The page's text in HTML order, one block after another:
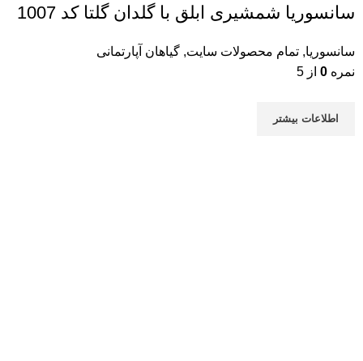
سانسوریا شمشیری ابلق با گلدان گلتا کد 1007
سانسوریا, تمام محصولات سایت, گیاهان آپارتمانی
نمره 0 از 5
اطلاعات بیشتر